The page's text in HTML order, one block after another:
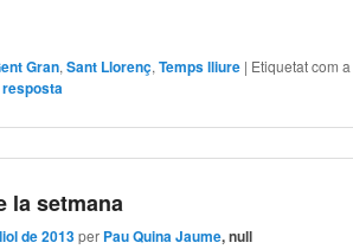
Gran,Sant Llorenç,Temps lliure | Etiquetat com a
resposta
la setmana
de 2013per Pau Quina Jaume, null